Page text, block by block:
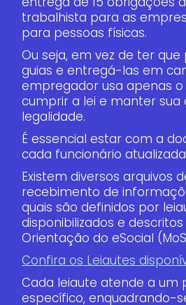
trabalhista para as
para pessoas físicas.
Ou seja, em vez de ter
guias e entregá-las em
empregador usa apenas
cumprir a lei e manter
legalidade.
É essencial estar com a
cada funcionário
Existem diversos arquivos
recebimento de
quais são definidos por
disponibilizados e
Orientação do eSocial
Confira os Leiautes
Cada leiaute atende a um
específico, enquadrando-